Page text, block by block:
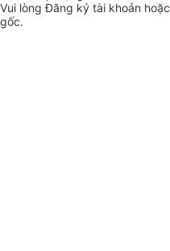
Vui lòngĐăng ký tài khoản hoặc
gốc.